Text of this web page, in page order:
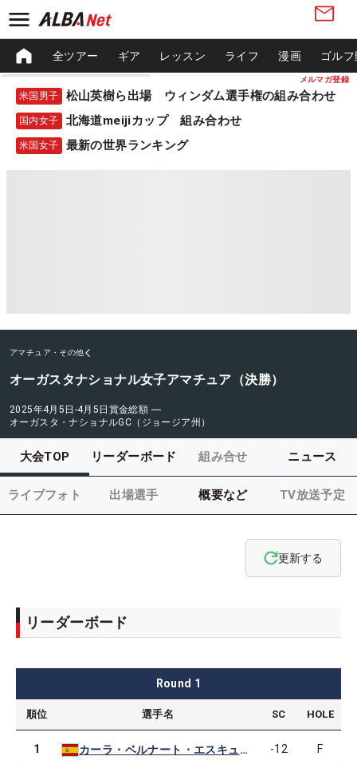
メルマガ登録
全ツアー ギア レッスン ライフ 漫画 ゴル
米国男子 松山英樹ら出場 ウィンダム選手権の組み合わせ
国内女子 北海道meijiカップ 組み合わせ
米国女子 最新の世界ランキング
アマチュア・その他
オーガスタナショナル女子アマチュア（決勝）
2025年4月5日-4月5日 賞金総額 ―
オーガスタ・ナショナルGC（ジョージア州）
大会TOP リーダーボード 組み合せ ニュース
ライブフォト 出場選手 概要など TV放送予定
更新する
リーダーボード
Round 1
順位 選手名 SC HOLE
1 カーラ・ベルナート・エスキューダー -12 F